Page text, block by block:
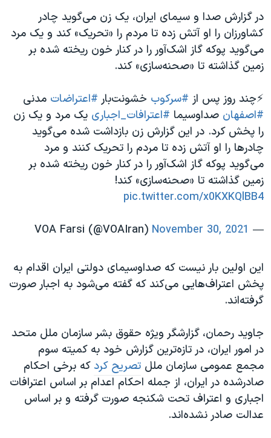
همایش محافظه‌کاران آمریکا «سی‌پک»
صفحه‌های ویژه
سفر پرزیدنت ترامپ به چین
در گزارش صدا و سیمای ایران، یک زن می‌گوید چادر
کشاورزان را او آتش زده تا مردم را «تحریک» کند و یک مرد
می‌گوید پوکه گاز اشک‌آور را در کنار خون ریخته شده بر
زمین گذاشته تا «صحنه‌سازی» کند.
⚡️چند روز پس از #سرکوب خشونت‌بار #اعتراضات مدنی
#اصفهان صداوسیما #اعترافات_اجباری یک مرد و یک زن
را پخش کرد. در این گزارش زن بازداشت شده می‌گوید
چادرها را او آتش زده‌ تا مردم را تحریک کنند و مرد
می‌گوید پوکه گاز اشک‌آور را در کنار خون ریخته شده بر
زمین گذاشته تا «صحنه‌سازی» کند!
pic.twitter.com/x0KXKQlBB4
— VOA Farsi (@VOAIran)
November 30, 2021
این اولین بار نیست که صداوسیمای دولتی ایران اقدام به
پخش اعتراف‌هایی می‌کند که گفته می‌شود به اجبار صورت
گرفته‌اند.
جاوید رحمان، گزارشگر ویژه حقوق بشر سازمان ملل متحد
در امور ایران، در تازه‌ترین گزارش خود به کمیته سوم
مجمع عمومی سازمان ملل تصریح کردکه برخی احکام
صادرشده در ایران، از جمله احکام اعدام بر اساس اعترافات
اجباری و اعتراف تحت شکنجه صورت گرفته و بر اساس
عدالت صادر نشده‌اند.